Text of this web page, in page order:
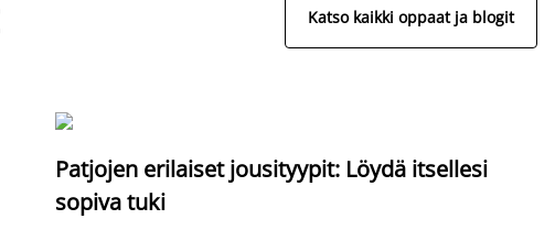
Katso kaikki oppaat ja blogit
Patjojen erilaiset jousityypit: Löydä itsellesi
sopiva tuki